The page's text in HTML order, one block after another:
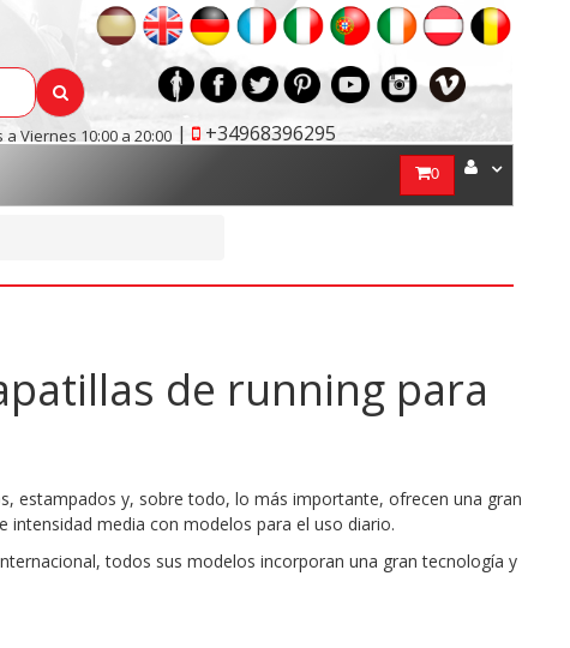
a Viernes 10:00 a 20:00 | +34968396295
0
de running para
estampados y, sobre todo, lo más importante, ofrecen una gran
media con modelos para el uso diario.
todos sus modelos incorporan una gran tecnología y